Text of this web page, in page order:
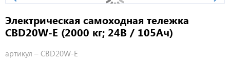
Электрическая самоходная тележка
CBD20W-E (2000 кг; 24В / 105Ач)
артикул – CBD20W-E